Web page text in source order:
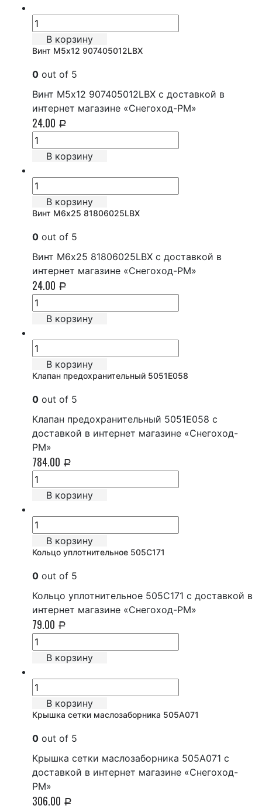
В корзину
Винт М5х12 907405012LBX
0 out of 5
Винт М5х12 907405012LBX с доставкой в
интернет магазине «Снегоход-РМ»
24.00 Р
В корзину
В корзину
Винт М6х25 81806025LBX
0 out of 5
Винт М6х25 81806025LBX с доставкой в
интернет магазине «Снегоход-РМ»
24.00 Р
В корзину
В корзину
Клапан предохранительный 5051E058
0 out of 5
Клапан предохранительный 5051E058 с
доставкой в интернет магазине «Снегоход-
РМ»
784.00 Р
В корзину
В корзину
Кольцо уплотнительное 505C171
0 out of 5
Кольцо уплотнительное 505C171 с доставкой в
интернет магазине «Снегоход-РМ»
79.00 Р
В корзину
В корзину
Крышка сетки маслозаборника 505A071
0 out of 5
Крышка сетки маслозаборника 505A071 с
доставкой в интернет магазине «Снегоход-
РМ»
306.00 Р